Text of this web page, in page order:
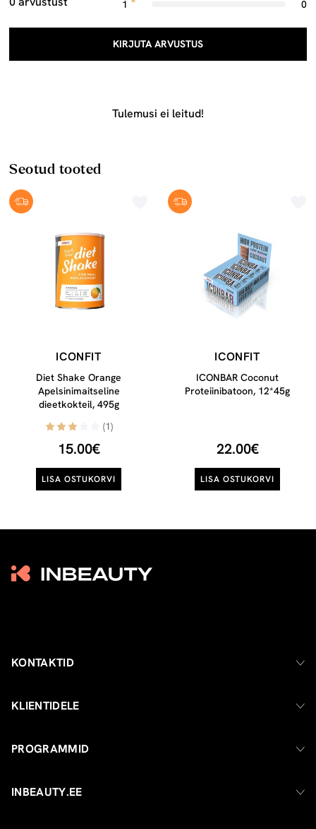
1
0
KIRJUTA ARVUSTUS
Tulemusi ei leitud!
Seotud tooted
ICONFIT
Diet Shake Orange
Apelsinimaitseline
dieetkokteil, 495g
(1)
15.00€
LISA OSTUKORVI
ICONFIT
ICONBAR Coconut
Proteiinibatoon, 12*45g
22.00€
LISA OSTUKORVI
KONTAKTID
KLIENTIDELE
PROGRAMMID
INBEAUTY.EE